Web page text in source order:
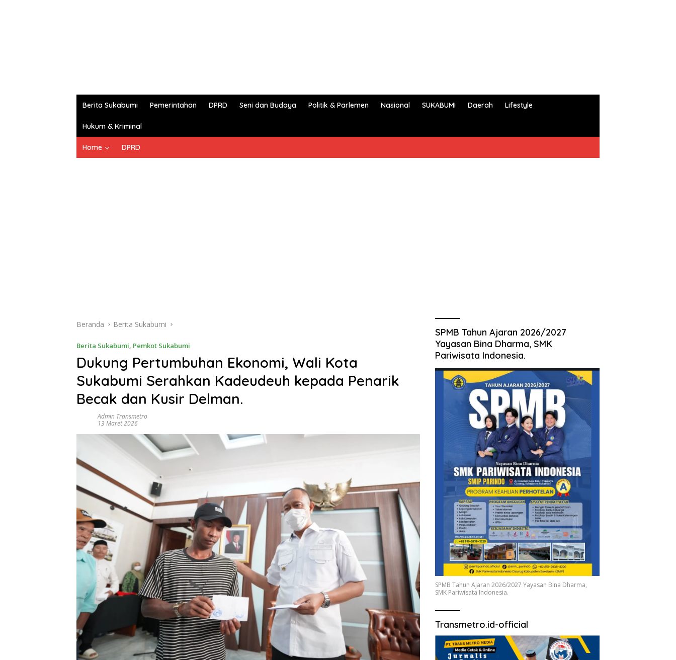
Berita Sukabumi Pemerintahan DPRD Seni dan Budaya Politik & Parlemen Nasional SUKABUMI Daerah Lifestyle
Hukum & Kriminal
Home DPRD
Beranda Berita Sukabumi
Berita Sukabumi, Pemkot Sukabumi
Dukung Pertumbuhan Ekonomi, Wali Kota
Sukabumi Serahkan Kadeudeuh kepada Penarik
Becak dan Kusir Delman.
Admin Transmetro
13 Maret 2026
SPMB Tahun Ajaran 2026/2027
Yayasan Bina Dharma, SMK
Pariwisata Indonesia.
SPMB Tahun Ajaran 2026/2027 Yayasan Bina Dharma,
SMK Pariwisata Indonesia.
Transmetro.id-official